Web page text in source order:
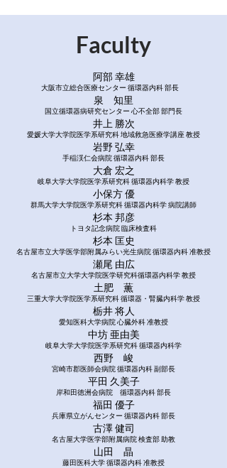
Faculty
阿部 幸雄
大阪市立総合医療センター 循環器内科 部長
泉 知里
国立循環器病研究センター 心不全部 部門長
井上 勝次
愛媛大学大学院医学系研究科 地域救急医療学講座 教授
岩野 弘幸
手稲渓仁会病院 循環器内科 部長
大倉 宏之
岐阜大学大学院医学系研究科 循環器内科学 教授
小保方 優
群馬大学大学院医学系研究科 循環器内科学 病院講師
杉本 邦彦
トヨタ記念病院 臨床検査科
杉本 匡史
名古屋市立大学医学部附属みらい光生病院 循環器内科 准教授
瀬尾 由広
名古屋市立大学大学院医学研究科循環器内科学 教授
土肥 薫
三重大学大学院医学系研究科 循環器・腎臓内科学 教授
栃井 将人
愛知医科大学病院 心臓外科 准教授
中坊 亜由美
岐阜大学大学院医学系研究科 循環器内科学
西野 峻
宮崎市郡医師会病院 循環器内科 副部長
平田 久美子
岸和田徳洲会病院 循環器内科 部長
福田 優子
兵庫県立がんセンター 循環器内科 部長
古澤 健司
名古屋大学医学部附属病院 検査部 助教
山田 晶
藤田医科大学 循環器内科 准教授